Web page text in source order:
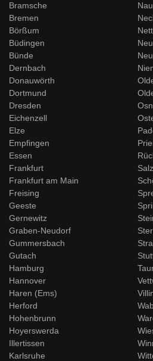
Bramsche
Bremen
Börßum
Büdingen
Bünde
Dernbach
Donauwörth
Dortmund
Dresden
Eichenzell
Elze
Empfingen
Essen
Frankfurt
Frankfurt am Main
Freising
Geeste
Gernewitz
Graben-Neudorf
Gummersbach
Gutach
Hamburg
Hannover
Haren (Ems)
Herford
Hohenbrunn
Hoyerswerda
Illertissen
Karlsruhe